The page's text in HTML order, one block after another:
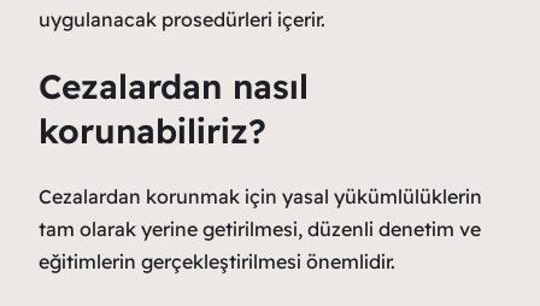
uygulanacak prosedürleri içerir.
Cezalardan nasıl
korunabiliriz?
Cezalardan korunmak için yasal yükümlülüklerin
tam olarak yerine getirilmesi, düzenli denetim ve
eğitimlerin gerçekleştirilmesi önemlidir.